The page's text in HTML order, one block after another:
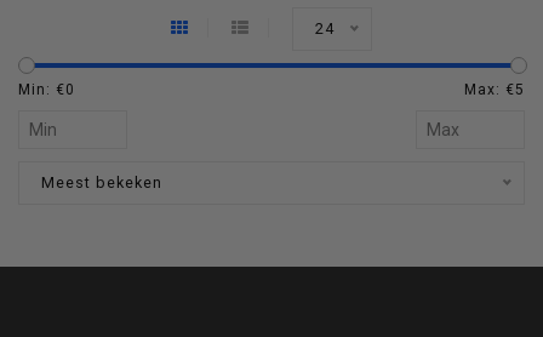
24
Min: €0 Max: €5
Meest bekeken